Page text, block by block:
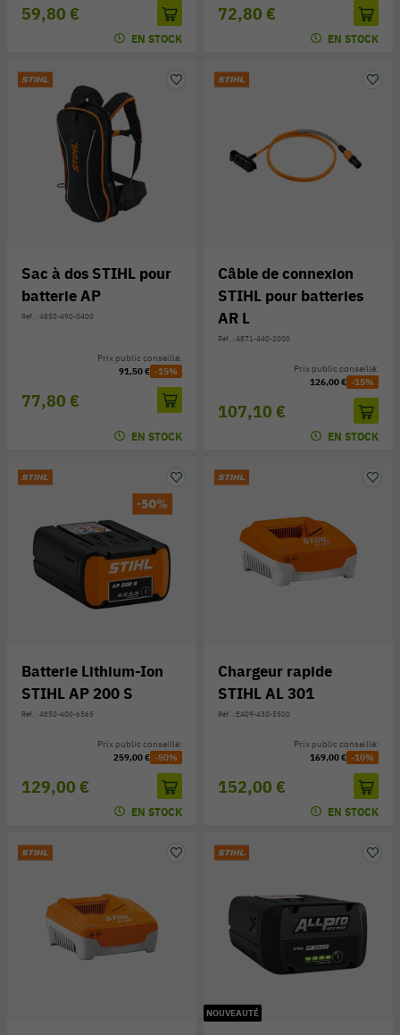
59,80 €
EN STOCK
72,80 €
EN STOCK
Sac à dos STIHL pour
batterie AP
Réf. : 4850-490-0400
77,80 €
Prix public conseillé:
91,50 € -15%
EN STOCK
Câble de connexion
STIHL pour batteries
AR L
Réf. : 4871-440-2000
107,10 €
Prix public conseillé:
126,00 € -15%
EN STOCK
Batterie Lithium-Ion
STIHL AP 200 S
Réf. : 4850-400-6565
129,00 €
Prix public conseillé:
259,00 € -50%
EN STOCK
Chargeur rapide
STIHL AL 301
Réf. : EA09-430-5500
152,00 €
Prix public conseillé:
169,00 € -10%
EN STOCK
NOUVEAUTÉ